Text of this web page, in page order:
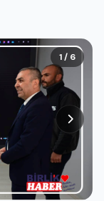
1 / 6